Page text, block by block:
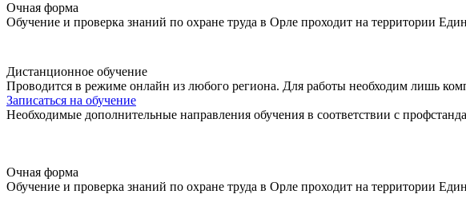
Очная форма
Обучение и проверка знаний по охране труда в Орле проходит на территории
Дистанционное обучение
Проводится в режиме онлайн из любого региона. Для работы необходим лишь
Записаться на обучение
Необходимые дополнительные направления обучения в соответствии с
Очная форма
Обучение и проверка знаний по охране труда в Орле проходит на территории